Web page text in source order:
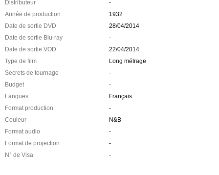
Distributeur
-
Année de production
1932
Date de sortie DVD
28/04/2014
Date de sortie Blu-ray
-
Date de sortie VOD
22/04/2014
Type de film
Long métrage
Secrets de tournage
-
Budget
-
Langues
Français
Format production
-
Couleur
N&B
Format audio
-
Format de projection
-
N° de Visa
-